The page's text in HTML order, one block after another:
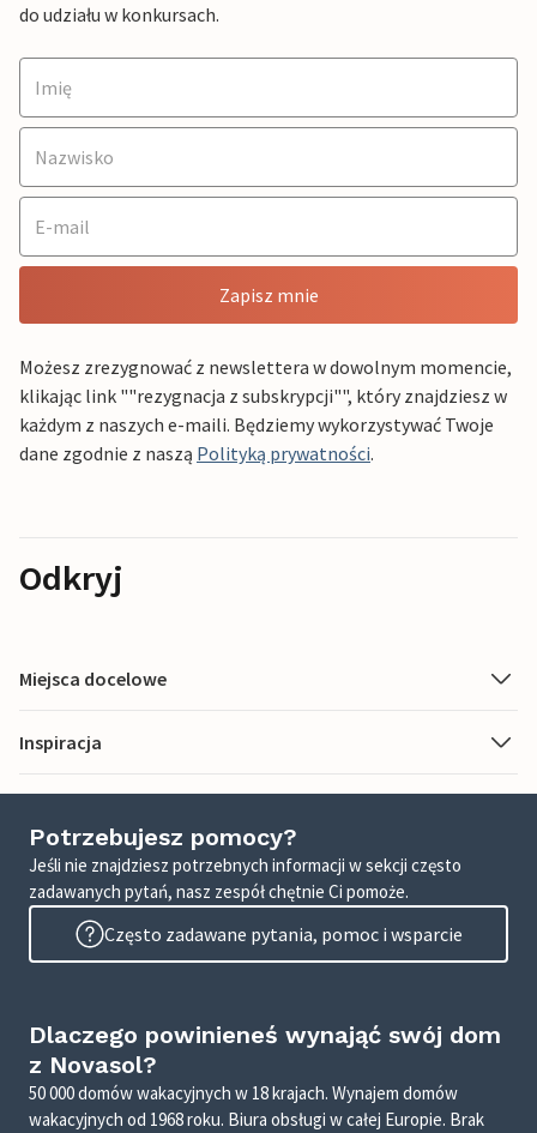
do udziału w konkursach.
Zapisz mnie
Możesz zrezygnować z newslettera w dowolnym momencie,
klikając link ""rezygnacja z subskrypcji"", który znajdziesz w
każdym z naszych e-maili. Będziemy wykorzystywać Twoje
dane zgodnie z naszą Polityką prywatności.
Odkryj
Miejsca docelowe
Inspiracja
Potrzebujesz pomocy?
Jeśli nie znajdziesz potrzebnych informacji w sekcji często
zadawanych pytań, nasz zespół chętnie Ci pomoże.
Często zadawane pytania, pomoc i wsparcie
Dlaczego powinieneś wynająć swój dom
z Novasol?
50 000 domów wakacyjnych w 18 krajach. Wynajem domów
wakacyjnych od 1968 roku. Biura obsługi w całej Europie. Brak